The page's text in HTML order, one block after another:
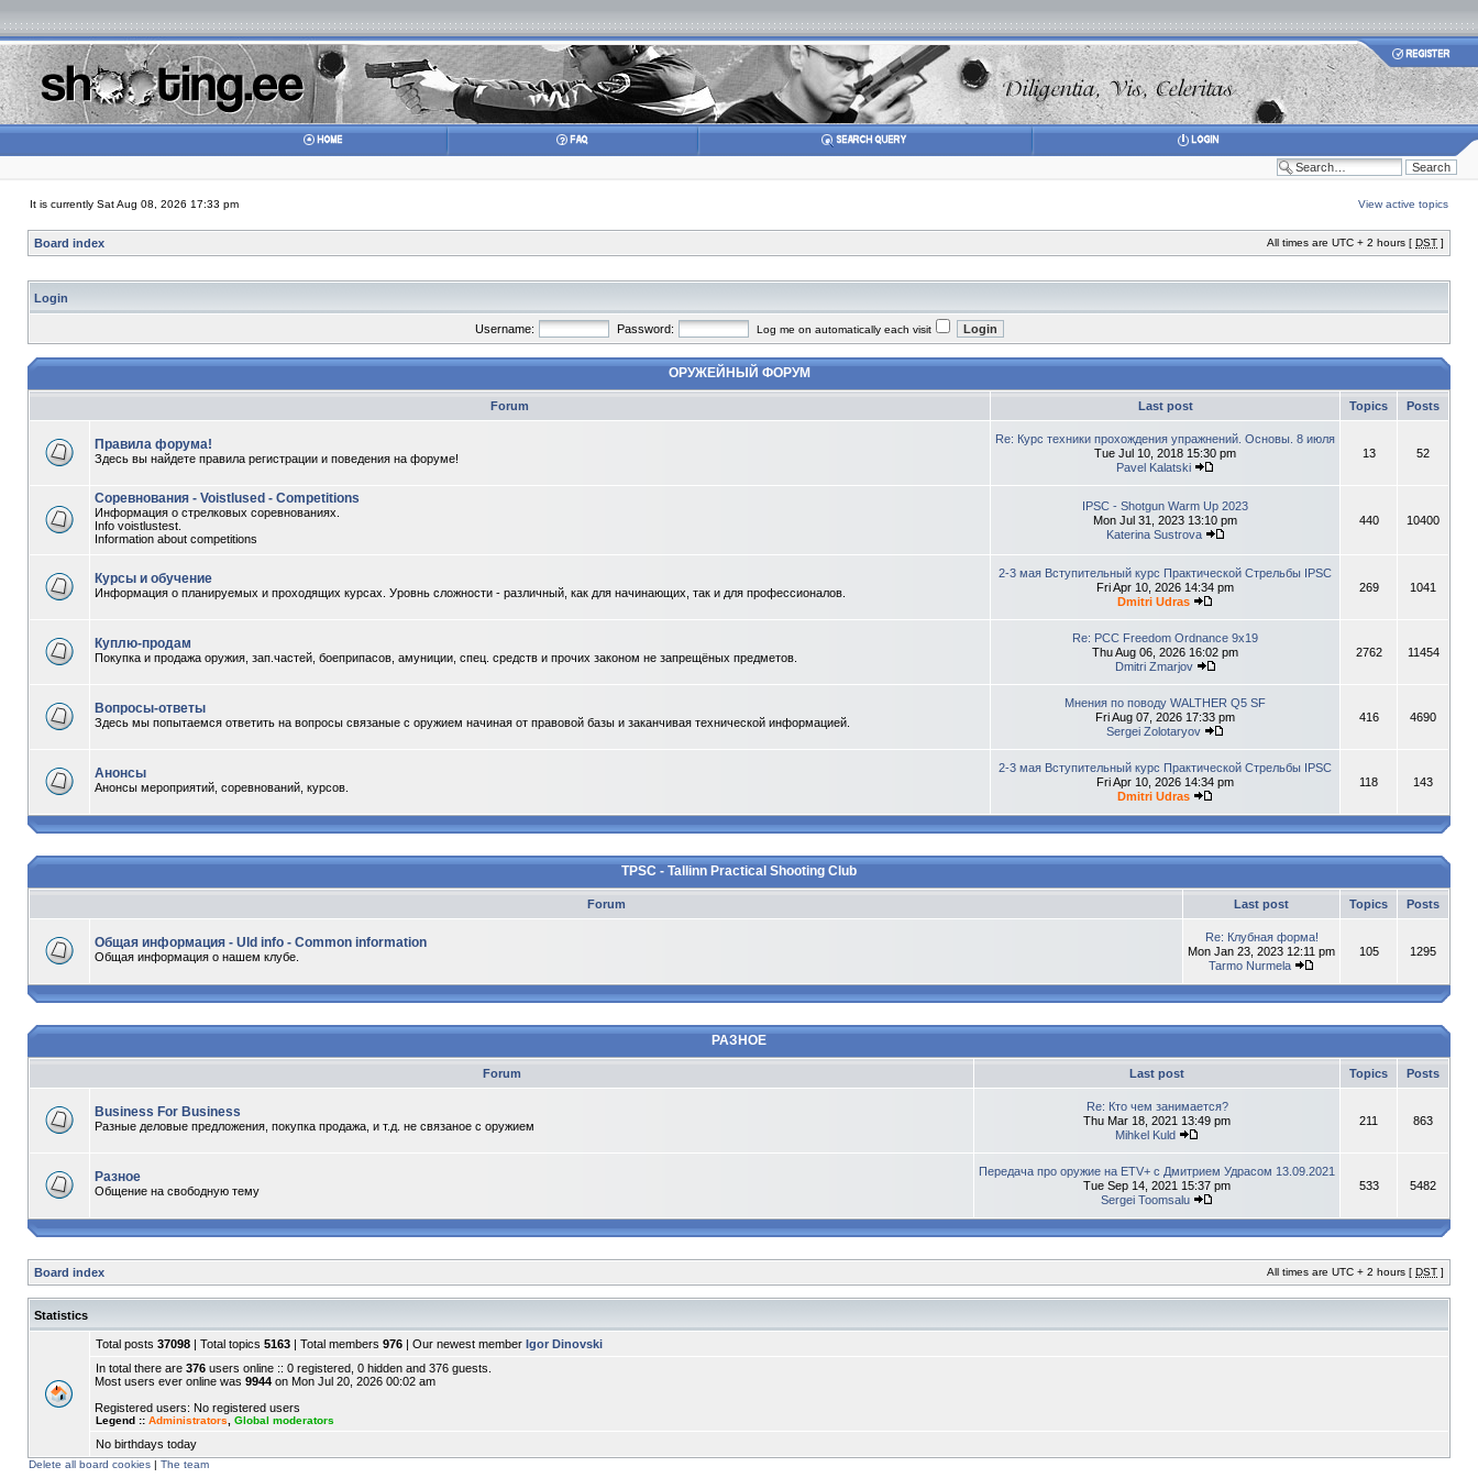
It is currently Sat Aug 08, 2026 17:33 pm View active topics
Board index All times are UTC + 2 hours [ DST ]
Login
Username: Password: Log me on automatically each visit
ОРУЖЕЙНЫЙ ФОРУМ
Forum Last post Topics Posts
Правила форума!
Здесь вы найдете правила регистрации и поведения на форуме!
Re: Курс техники прохождения упражнений. Основы. 8 июля
Tue Jul 10, 2018 15:30 pm
Pavel Kalatski
13 52
Соревнования - Voistlused - Competitions
Информация о стрелковых соревнованиях.
Info voistlustest.
Information about competitions
IPSC - Shotgun Warm Up 2023
Mon Jul 31, 2023 13:10 pm
Katerina Sustrova
440 10400
Курсы и обучение
Информация о планируемых и проходящих курсах. Уровнь сложности - различный, как для начинающих, так и для профессионалов.
2-3 мая Вступительный курс Практической Стрельбы IPSC
Fri Apr 10, 2026 14:34 pm
Dmitri Udras
269 1041
Куплю-продам
Покупка и продажа оружия, зап.частей, боеприпасов, амуниции, спец. средств и прочих законом не запрещёных предметов.
Re: PCC Freedom Ordnance 9x19
Thu Aug 06, 2026 16:02 pm
Dmitri Zmarjov
2762 11454
Вопросы-ответы
Здесь мы попытаемся ответить на вопросы связаные с оружием начиная от правовой базы и заканчивая технической информацией.
Мнения по поводу WALTHER Q5 SF
Fri Aug 07, 2026 17:33 pm
Sergei Zolotaryov
416 4690
Анонсы
Анонсы мероприятий, соревнований, курсов.
2-3 мая Вступительный курс Практической Стрельбы IPSC
Fri Apr 10, 2026 14:34 pm
Dmitri Udras
118 143
TPSC - Tallinn Practical Shooting Club
Forum Last post Topics Posts
Общая информация - Uld info - Common information
Общая информация о нашем клубе.
Re: Клубная форма!
Mon Jan 23, 2023 12:11 pm
Tarmo Nurmela
105 1295
РАЗНОЕ
Forum Last post Topics Posts
Business For Business
Разные деловые предложения, покупка продажа, и т.д. не связаное с оружием
Re: Кто чем занимается?
Thu Mar 18, 2021 13:49 pm
Mihkel Kuld
211 863
Разное
Общение на свободную тему
Передача про оружие на ETV+ с Дмитрием Удрасом 13.09.2021
Tue Sep 14, 2021 15:37 pm
Sergei Toomsalu
533 5482
Board index All times are UTC + 2 hours [ DST ]
Statistics
Total posts 37098 | Total topics 5163 | Total members 976 | Our newest member Igor Dinovski
In total there are 376 users online :: 0 registered, 0 hidden and 376 guests.
Most users ever online was 9944 on Mon Jul 20, 2026 00:02 am
Registered users: No registered users
Legend :: Administrators Global moderators
No birthdays today
Delete all board cookies | The team